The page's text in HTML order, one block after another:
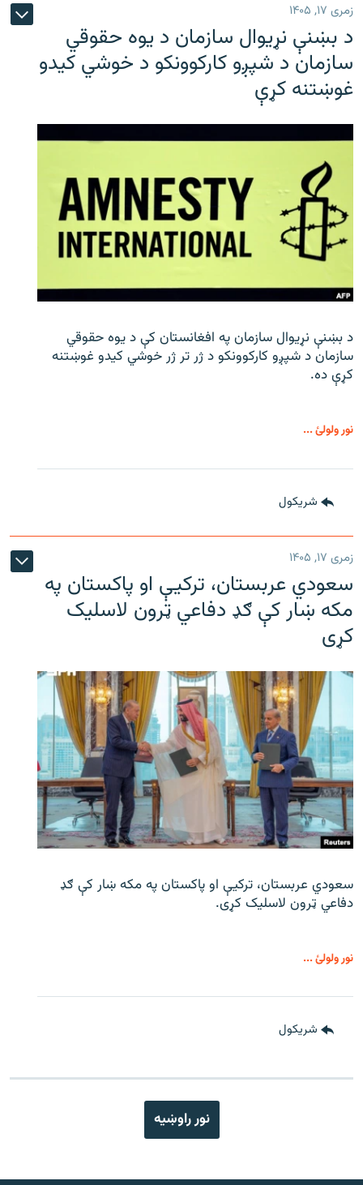
زمری ۱۷, ۱۴۰۵
د بښنې نړیوال سازمان د یوه حقوقي
سازمان د شپږو کارکوونکو د خوشي کیدو
غوښتنه کړې
د بښنې نړیوال سازمان په افغانستان کې د یوه حقوقي
سازمان د شپږو کارکوونکو د ژر تر ژر خوشي کیدو غوښتنه
کړې ده.
نور ولولئ ...
شريکول
زمری ۱۷, ۱۴۰۵
سعودي عربستان، ترکیې او پاکستان په
مکه ښار کې ګډ دفاعي ټرون لاسلیک
کړی
سعودي عربستان، ترکیې او پاکستان په مکه ښار کې ګډ
دفاعي ټرون لاسلیک کړی.
نور ولولئ ...
شريکول
نور راوښيه